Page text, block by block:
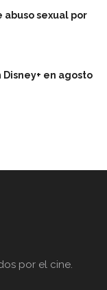
abuso sexual por
en agosto
por el cine.